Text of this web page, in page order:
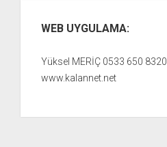
WEB UYGULAMA:
Yüksel MERİÇ 0533 650 8320
www.kalannet.net